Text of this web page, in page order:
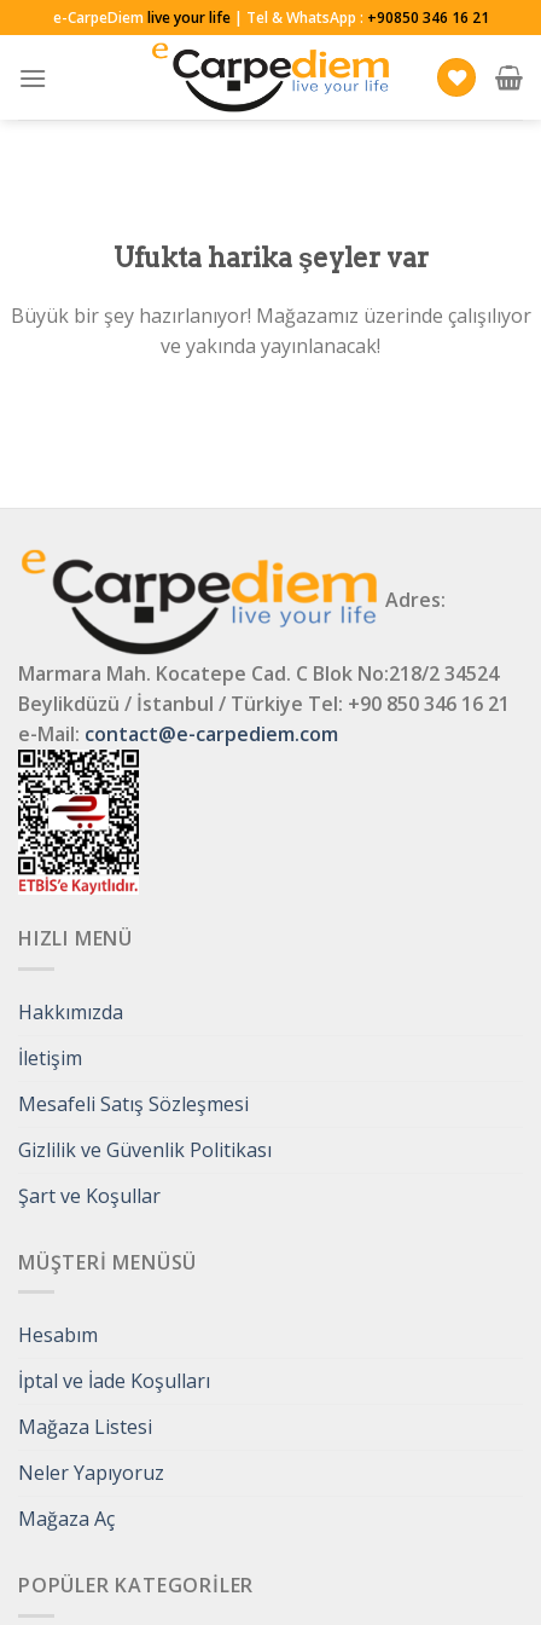
to
content
e-CarpeDiemlive your life| Tel & WhatsApp : +90850 346 16 21
Ufukta harika şeyler var
Büyük bir şey hazırlanıyor! Mağazamız üzerinde çalışılıyor
ve yakında yayınlanacak!
Adres:
Marmara Mah. Kocatepe Cad. C Blok No:218/2 34524
Beylikdüzü / İstanbul / Türkiye Tel: +90 850 346 16 21
e-Mail: contact@e-carpediem.com
HIZLI MENÜ
Hakkımızda
İletişim
Mesafeli Satış Sözleşmesi
Gizlilik ve Güvenlik Politikası
Şart ve Koşullar
MÜŞTERI MENÜSÜ
Hesabım
İptal ve İade Koşulları
Mağaza Listesi
Neler Yapıyoruz
Mağaza Aç
POPÜLER KATEGORILER